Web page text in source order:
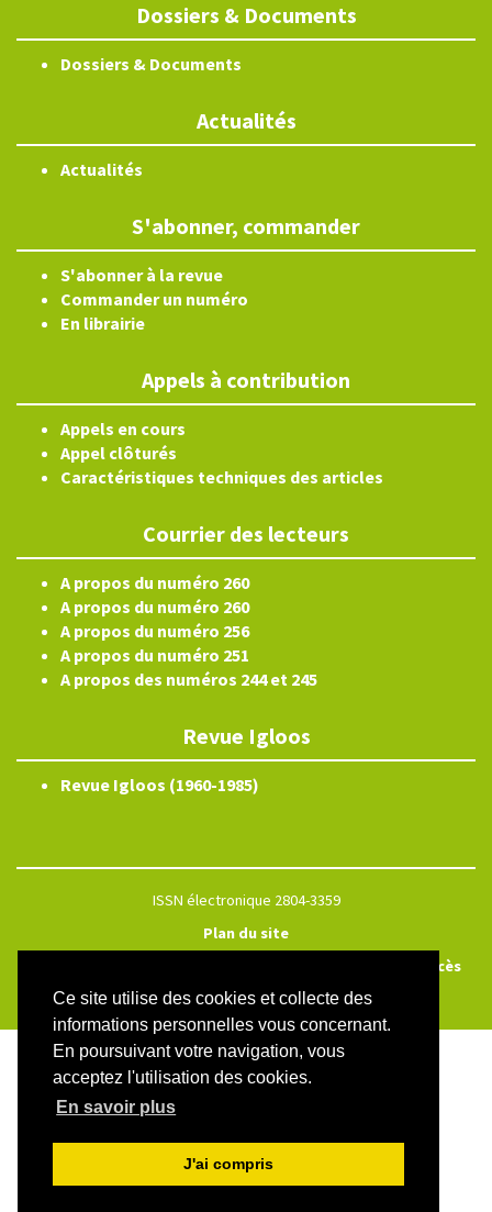
Ce site utilise des cookies et collecte des
informations personnelles vous concernant.
En poursuivant votre navigation, vous
acceptez l'utilisation des cookies.
En savoir plus
J'ai compris
Dossiers & Documents
Dossiers & Documents
Actualités
Actualités
S'abonner, commander
S'abonner à la revue
Commander un numéro
En librairie
Appels à contribution
Appels en cours
Appel clôturés
Caractéristiques techniques des articles
Courrier des lecteurs
A propos du numéro 260
A propos du numéro 260
A propos du numéro 256
A propos du numéro 251
A propos des numéros 244 et 245
Revue Igloos
Revue Igloos (1960-1985)
ISSN électronique 2804-3359
Plan du site
Accès
réservé